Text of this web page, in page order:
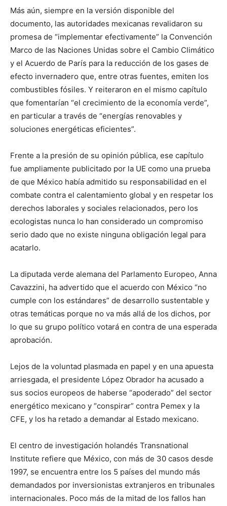
Más aún, siempre en la versión disponible del
documento, las autoridades mexicanas revalidaron su
promesa de “implementar efectivamente” la Convención
Marco de las Naciones Unidas sobre el Cambio Climático
y el Acuerdo de París para la reducción de los gases de
efecto invernadero que, entre otras fuentes, emiten los
combustibles fósiles. Y reiteraron en el mismo capítulo
que fomentarían “el crecimiento de la economía verde”,
en particular a través de “energías renovables y
soluciones energéticas eficientes”.
Frente a la presión de su opinión pública, ese capítulo
fue ampliamente publicitado por la UE como una prueba
de que México había admitido su responsabilidad en el
combate contra el calentamiento global y en respetar los
derechos laborales y sociales relacionados, pero los
ecologistas nunca lo han considerado un compromiso
serio dado que no existe ninguna obligación legal para
acatarlo.
La diputada verde alemana del Parlamento Europeo, Anna
Cavazzini, ha advertido que el acuerdo con México “no
cumple con los estándares” de desarrollo sustentable y
otras temáticas porque no va más allá de los dichos, por
lo que su grupo político votará en contra de una esperada
aprobación.
Lejos de la voluntad plasmada en papel y en una apuesta
arriesgada, el presidente López Obrador ha acusado a
sus socios europeos de haberse “apoderado” del sector
energético mexicano y “conspirar” contra Pemex y la
CFE, y los ha retado a demandar al Estado mexicano.
El centro de investigación holandés Transnational
Institute refiere que México, con más de 30 casos desde
1997, se encuentra entre los 5 países del mundo más
demandados por inversionistas extranjeros en tribunales
internacionales. Poco más de la mitad de los fallos han